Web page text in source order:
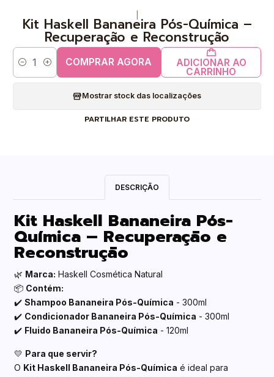
Kit Haskell Bananeira Pós-Química –
Recuperação e Reconstrução
Quantidade ADICIONAR AO
CARRINHO
COMPRAR AGORA
Mostrar stock das localizações
PARTILHAR ESTE PRODUTO
DESCRIÇÃO
Kit Haskell Bananeira Pós-
Química – Recuperação e
Reconstrução
🌿 Marca: Haskell Cosmética Natural
📦 Contém:
✔️ Shampoo Bananeira Pós-Química - 300ml
✔️ Condicionador Bananeira Pós-Química - 300ml
✔️ Fluido Bananeira Pós-Química - 120ml
💛 Para que servir?
O Kit Haskell Bananeira Pós-Química é ideal para